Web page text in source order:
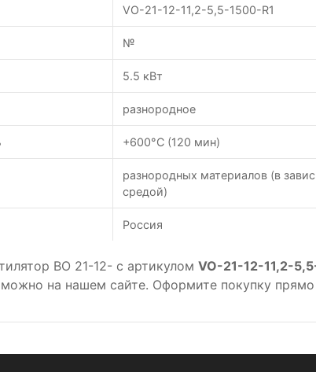
VO-21-12-11,2-5,5-1500-R1
№
5.5 кВт
разнородное
+600°С (120 мин)
разнородных материалов (в
средой)
Россия
ВО 21-12- с артикулом VO-21-12-11,2-
на нашем сайте. Оформите покупку прямо